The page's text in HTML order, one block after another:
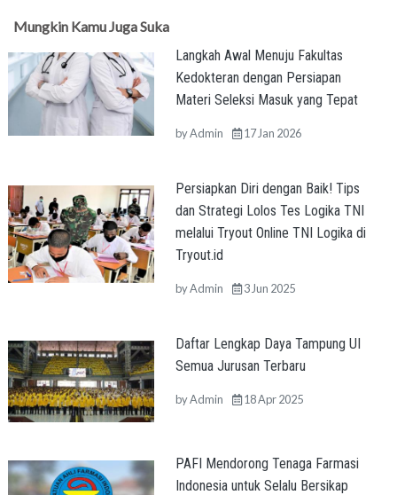
Mungkin Kamu Juga Suka
Langkah Awal Menuju Fakultas
Kedokteran dengan Persiapan
Materi Seleksi Masuk yang Tepat
byAdmin 17 Jan 2026
Persiapkan Diri dengan Baik! Tips
dan Strategi Lolos Tes Logika TNI
melalui Tryout Online TNI Logika di
Tryout.id
byAdmin 3 Jun 2025
Daftar Lengkap Daya Tampung UI
Semua Jurusan Terbaru
byAdmin 18 Apr 2025
PAFI Mendorong Tenaga Farmasi
Indonesia untuk Selalu Bersikap